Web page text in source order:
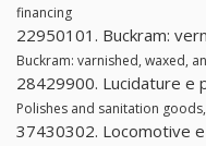
financing
22950101. Buckram:
Buckram: varnished, waxed,
28429900. Lucidature e
Polishes and sanitation
37430302. Locomotive